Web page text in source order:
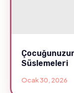
Süslemeleri
Ocak 30, 2026